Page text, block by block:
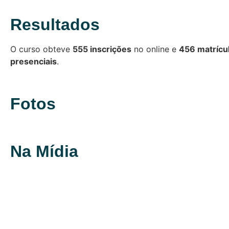
Resultados
O curso obteve 555 inscrições no online e 456
presenciais.
Fotos
Na Mídia